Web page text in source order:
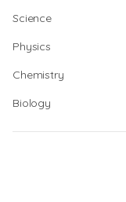
Science
Physics
Chemistry
Biology